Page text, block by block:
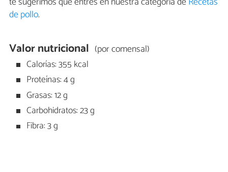
de pollo.
Valor nutricional (por comensal)
Calorías: 355 kcal
Proteínas: 4 g
Grasas: 12 g
Carbohidratos: 23 g
Fibra: 3 g